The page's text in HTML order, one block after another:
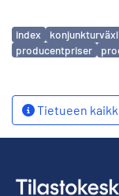
Avainsanat
index
producentpriser
Tietueen